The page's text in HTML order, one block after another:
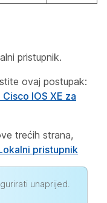
pristupnik.
ovaj postupak:
IOS XE za
trećih strana,
pristupnik
unaprijed.